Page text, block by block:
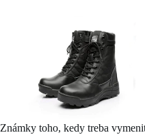
Známky toho, kedy treba